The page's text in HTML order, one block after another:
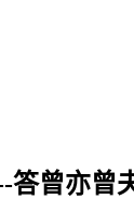
答曾亦曾